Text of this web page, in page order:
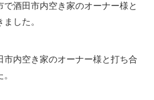
酒田市内空き家のオーナー様と
した。
市内空き家のオーナー様と打ち合